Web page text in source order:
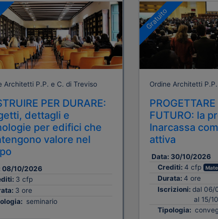
Architetti P.P. e C. di Treviso
PER DURARE:
dettagli e
per edifici che
valore nel
08/10/2026
3 cfp
3 ore
seminario
Gratuito
Ordine Architetti
FUTURO: la
Inarcassa
attiva
Data: 30/10/2026
Crediti: 4 cfp
Durata: 4 ore
Iscrizioni: dal 06/
al 15/
Tipologia: